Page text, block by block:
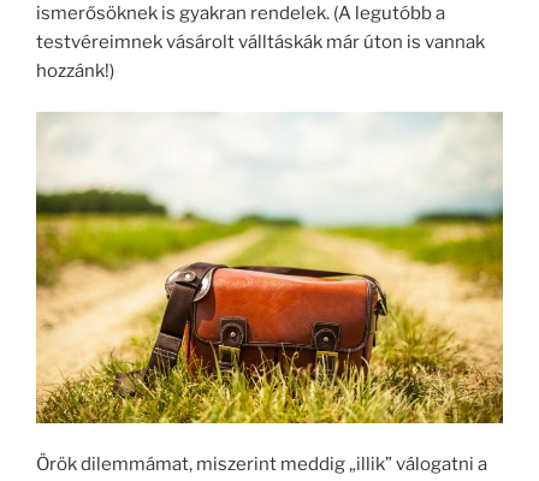
ismerősöknek is gyakran rendelek. (A legutóbb a
testvéreimnek vásárolt válltáskák már úton is vannak
hozzánk!)
Örök dilemmámat, miszerint meddig „illik” válogatni a